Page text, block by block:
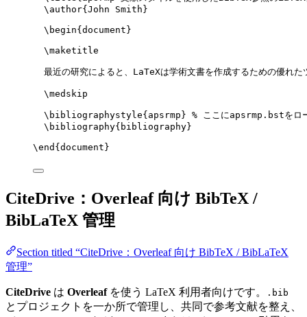
\author{John Smith}
\begin{ document }
\maketitle
最近の研究によると、LaTeXは学術文書を作成するための優れ
\medskip
\bibliographystyle{apsrmp} % ここにapsrmp.bstをロ
\bibliography{bibliography}
\end { document }
CiteDrive：Overleaf 向け BibTeX /
BibLaTeX 管理
Section titled “CiteDrive：Overleaf 向け BibTeX / BibLaTeX
管理”
CiteDrive は Overleafを使う LaTeX 利用者向けです。 .bib
とプロジェクトを一か所で管理し、共同で参考文献を整え、